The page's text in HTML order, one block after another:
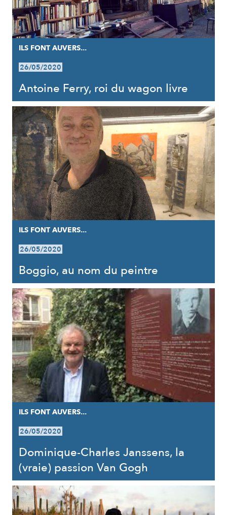
ILS FONT AUVERS...
26/05/2020
Antoine Ferry, roi du wagon livre
ILS FONT AUVERS...
26/05/2020
Boggio, au nom du peintre
ILS FONT AUVERS...
26/05/2020
Dominique-Charles Janssens, la
(vraie) passion Van Gogh